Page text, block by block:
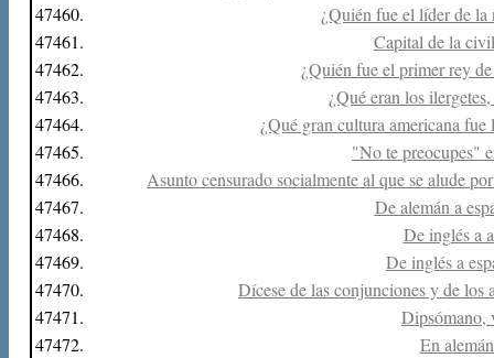
47460.
¿Quién fue el líder de
47461.
Capital de la
47462.
¿Quién fue el primer rey
47463.
¿Qué eran los
47464.
¿Qué gran cultura americana
47465.
"No te preocupes"
47466.
Asunto censurado socialmente al que se alude
47467.
De alemán a
47468.
De inglés a
47469.
De inglés a
47470.
Dícese de las conjunciones y de los
47471.
Dipsómano,
47472.
En